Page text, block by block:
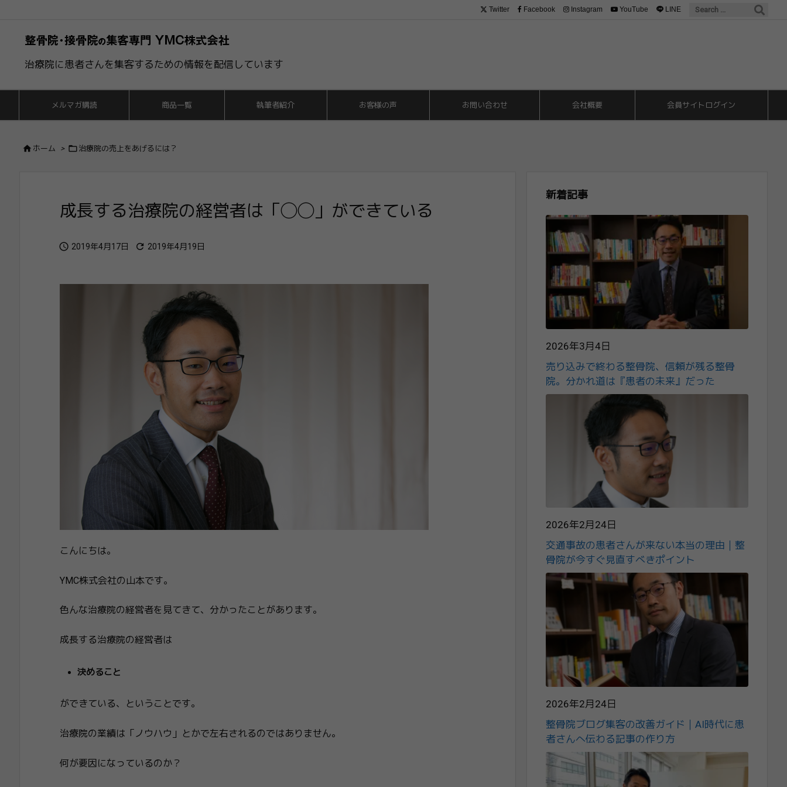
治療院に患者さんを集客するための情報を配信しています
メルマガ購読 商品一覧 執筆者紹介 お客様の声 お問い合わせ 会社概要 会員サイトログイン
Twitter Facebook Instagram YouTube LINE
 ホーム >  治療院の売上をあげるには？
成長する治療院の経営者は「◯◯」ができて​いる
 2019年4月17日  2019年4月19日
こんにちは。
YMC株式会社の山本です。
色んな治療院の経営者を見てきて、分かったことがあります。
成長する治療院の経営者は
決めること
ができている、ということです。
治療院の業績は「ノウハウ」とかで左右されるのではありません。
何が要因になっているのか？
新着記事
2026年3月4日
売り込みで終わる整骨院、信頼が残る整骨
院。分かれ道は『患者の未来』だった
2026年2月24日
交通事故の患者さんが来ない本当の理由｜整
骨院が今すぐ見直すべきポイント
2026年2月24日
整骨院ブログ集客の改善ガイド｜AI時代に患
者さんへ伝わる記事の作り方